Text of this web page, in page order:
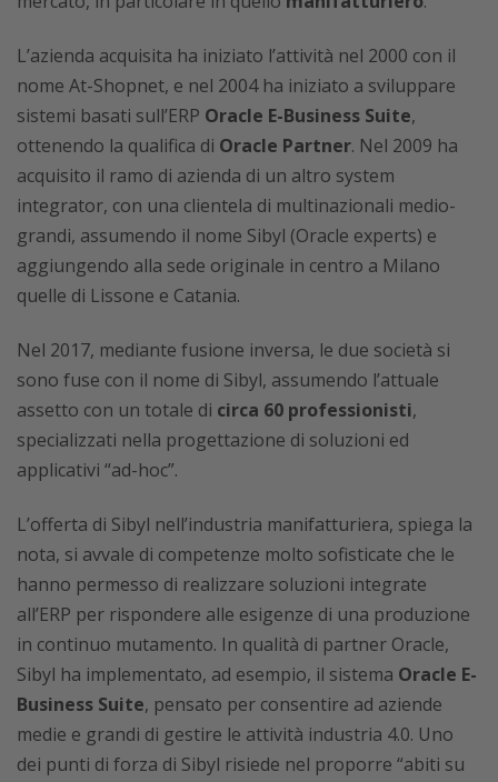
L’azienda acquisita ha iniziato l’attività nel 2000 con il
nome At-Shopnet, e nel 2004 ha iniziato a sviluppare
sistemi basati sull’ERP Oracle E-Business Suite,
ottenendo la qualifica di Oracle Partner. Nel 2009 ha
acquisito il ramo di azienda di un altro system
integrator, con una clientela di multinazionali medio-
grandi, assumendo il nome Sibyl (Oracle experts) e
aggiungendo alla sede originale in centro a Milano
quelle di Lissone e Catania.
Nel 2017, mediante fusione inversa, le due società si
sono fuse con il nome di Sibyl, assumendo l’attuale
assetto con un totale di circa 60 professionisti,
specializzati nella progettazione di soluzioni ed
applicativi “ad-hoc”.
L’offerta di Sibyl nell’industria manifatturiera, spiega la
nota, si avvale di competenze molto sofisticate che le
hanno permesso di realizzare soluzioni integrate
all’ERP per rispondere alle esigenze di una produzione
in continuo mutamento. In qualità di partner Oracle,
Sibyl ha implementato, ad esempio, il sistema Oracle E-
Business Suite, pensato per consentire ad aziende
medie e grandi di gestire le attività industria 4.0. Uno
dei punti di forza di Sibyl risiede nel proporre “abiti su